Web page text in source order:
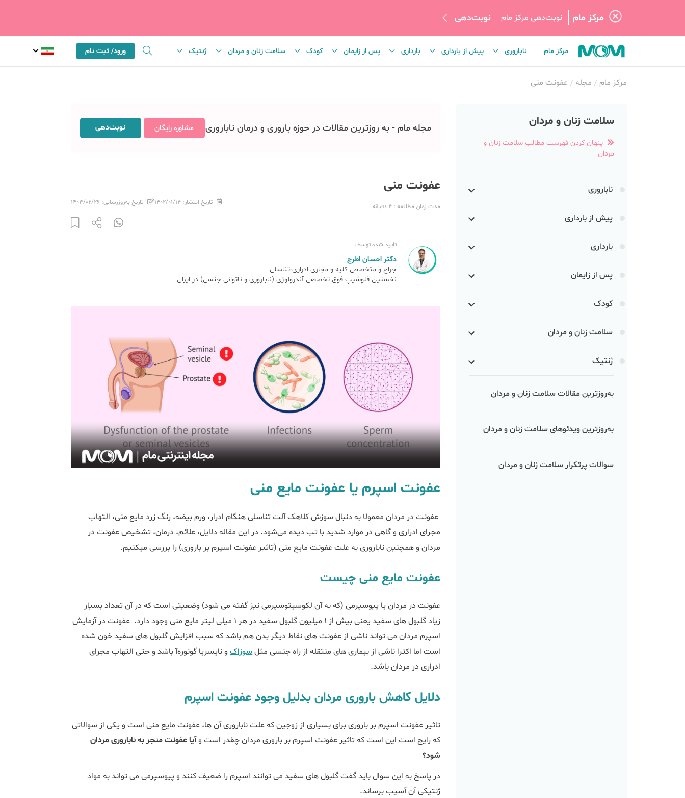
مرکز مام نوبت‌دهی مرکز مام نوبت‌دهی
مرکز مام ناباروری پیش از بارداری بارداری پس از زایمان کودک سلامت زنان و مردان ژنتیک ورود/ ثبت نام
مرکز مام مجله عفونت منی
سلامت زنان و مردان
پنهان کردن فهرست مطالب سلامت زنان و
مردان
ناباروری
پیش از بارداری
بارداری
پس از زایمان
کودک
سلامت زنان و مردان
ژنتیک
به‌روزترین مقالات سلامت زنان و مردان
به‌روزترین ویدئوهای سلامت زنان و مردان
سوالات پرتکرار سلامت زنان و مردان
مجله مام - به روزترین مقالات در حوزه باروری و درمان ناباروری مشاوره رایگان نوبت‌دهی
عفونت منی
مدت زمان مطالعه: 4 دقیقه تاریخ انتشار:۱۴۰۲/۰۱/۱۴ تاریخ به‌روزرسانی: ۱۴۰۳/۰۲/۲۶
تایید شده توسط:
دکتر احسان اطرج
جراح و متخصص کلیه و مجاری ادراری-تناسلی
نخستین فلوشیپ فوق تخصصی آندرولوژی (ناباروری و ناتوانی جنسی) در ایران
عفونت اسپرم یا عفونت مایع منی
عفونت در مردان معمولا به دنبال سوزش کلاهک آلت تناسلی هنگام ادرار، ورم بیضه، رنگ زرد مایع منی، التهاب
مجرای ادراری و گاهی در موارد شدید با تب دیده می‌شود. در این مقاله دلایل، علائم، درمان، تشخیص عفونت در
مردان و همچنین ناباروری به علت عفونت مایع منی (تاثیر عفونت اسپرم بر باروری) را بررسی میکنیم.
عفونت مایع منی چیست
عفونت در مردان یا پیوسپرمی (که به آن لکوسیتوسپرمی نیز گفته می شود) وضعیتی است که در آن تعداد بسیار
زیاد گلبول های سفید یعنی بیش از 1 میلیون گلبول سفید در هر 1 میلی لیتر مایع منی وجود دارد. عفونت در آزمایش
اسپرم مردان می تواند ناشی از عفونت های نقاط دیگر بدن هم باشد که سبب افزایش گلبول های سفید خون شده
است اما اکثرا ناشی از بیماری های منتقله از راه جنسی مثلسوزاکو نایسریا گونوره‌آ باشد و حتی التهاب مجرای
ادراری در مردان باشد.
دلایل کاهش باروری مردان بدلیل وجود عفونت اسپرم
تاثیر عفونت اسپرم بر باروری برای بسیاری از زوجین که علت ناباروری آن ها، عفونت مایع منی است و یکی از سوالاتی
که رایج است این است که تاثیر عفونت اسپرم بر باروری مردان چقدر است وآیا عفونت منجر به ناباروری مردان
شود؟
در پاسخ به این سوال باید گفت گلبول های سفید می توانند اسپرم را ضعیف کنند و پیوسپرمی می تواند به مواد
ژنتیکی آن آسیب برساند.